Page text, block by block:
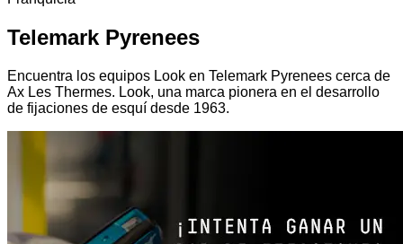
Telemark Pyrenees
Encuentra los equipos Look en Telemark Pyrenees cerca de
Ax Les Thermes. Look, una marca pionera en el desarrollo
de fijaciones de esquí desde 1963.